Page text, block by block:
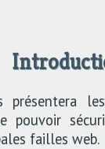
présentera
pouvoir
failles web.